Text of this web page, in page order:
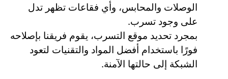
الوصلات والمحابس، وأي فقاعات تظهر تدل
على وجود تسرب.
بمجرد تحديد موقع التسرب، يقوم فريقنا بإصلاحه
فورًا باستخدام أفضل المواد والتقنيات لتعود
الشبكة إلى حالتها الآمنة.